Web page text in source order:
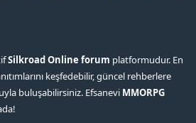
Silkroad Online forum platformudur. En
keşfedebilir, güncel rehberlere
buluşabilirsiniz. Efsanevi MMORPG